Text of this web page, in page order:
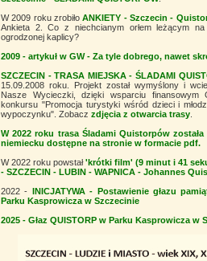
W 2009 roku zrobiłoANKIETY - Szczecin -
Ankieta 2. Co z niechcianym orłem leżącym
ogrodzonej kaplicy?
2009 - artykuł w GW - Za tyle dobrego, nawet
SZCZECIN - TRASA MIEJSKA - ŚLADAMI
15.09.2008 roku. Projekt został wymyślony i
Nasze Wycieczki, dzięki wsparciu
konkursu "Promocja turystyki wśród dzieci i
wypoczynku". Zobacz zdjęcia z otwarcia trasy
W 2022 roku trasa Śladami Quistorpów
niemiecku dostępne na stronie w formacie pdf.
W 2022 roku powstał'krótki film' (9 minut i 41
- SZCZECIN - LUBIN - WAPNICA - Johannes
2022 - INICJATYWA - Postawienie głazu
Parku Kasprowicza w Szczecinie
2025 - Głaz QUISTORP w Parku Kasprowicza w